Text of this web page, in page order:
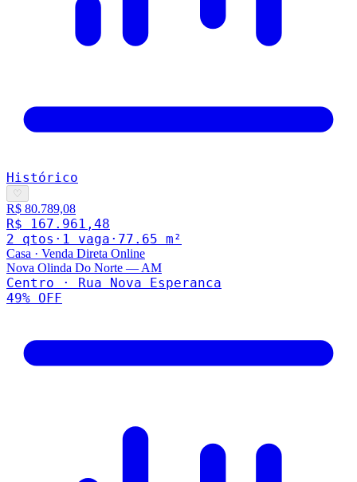
Histórico
♡
R$ 80.789,08
R$ 167.961,48
2 qtos · 1 vaga · 77.65 m²
Casa · Venda Direta Online
Nova Olinda Do Norte — AM
Centro · Rua Nova Esperanca
49% OFF